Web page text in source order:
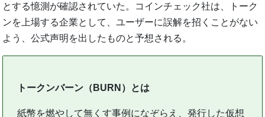
とする憶測が確認されていた。コインチェック社は、トーク
ンを上場する企業として、ユーザーに誤解を招くことがない
よう、公式声明を出したものと予想される。
トークンバーン（BURN）とは
紙幣を燃やして無くす事例になぞらえ、発行した仮想